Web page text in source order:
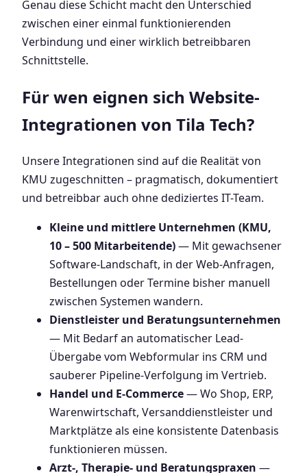
Genau diese Schicht macht den Unterschied
zwischen einer einmal funktionierenden
Verbindung und einer wirklich betreibbaren
Schnittstelle.
Für wen eignen sich Website-
Integrationen von Tila Tech?
Unsere Integrationen sind auf die Realität von
KMU zugeschnitten – pragmatisch, dokumentiert
und betreibbar auch ohne dediziertes IT-Team.
Kleine und mittlere Unternehmen (KMU,
10 – 500 Mitarbeitende)— Mit gewachsener
Software-Landschaft, in der Web-Anfragen,
Bestellungen oder Termine bisher manuell
zwischen Systemen wandern.
Dienstleister und Beratungsunternehmen
— Mit Bedarf an automatischer Lead-
Übergabe vom Webformular ins CRM und
sauberer Pipeline-Verfolgung im Vertrieb.
Handel und E-Commerce— Wo Shop, ERP,
Warenwirtschaft, Versanddienstleister und
Marktplätze als eine konsistente Datenbasis
funktionieren müssen.
Arzt-, Therapie- und Beratungspraxen —